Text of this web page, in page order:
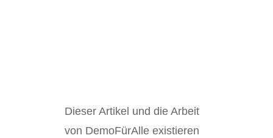
Dieser Artikel und die Arbeit
von DemoFürAlle existieren